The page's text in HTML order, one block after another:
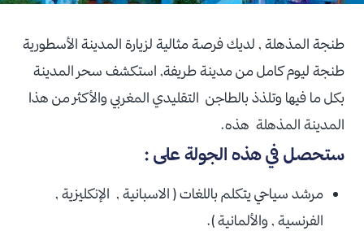
طنجة المذهلة , لديك فرصة مثالية لزيارة المدينة الأسطورية
طنجة ليوم كامل من مدينة طريفة, استكشف سحر المدينة
بكل ما فيها وتلذذ بالطاجن التقليدي المغربي والأكثر من هذا
المدينة المذهلة هذه.
ستحصل في هذه الجولة على :
مرشد سياحي يتكلم باللغات ( الاسبانية , الإنكليزية ,
الفرنسية , والألمانية ).